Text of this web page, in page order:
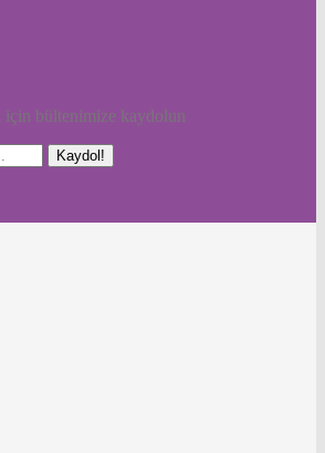
için bültenimize kaydolun
Kaydol!